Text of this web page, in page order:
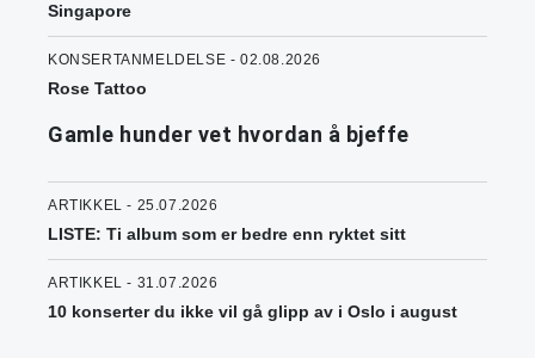
Singapore
KONSERTANMELDELSE - 02.08.2026
Rose Tattoo
Gamle hunder vet hvordan å bjeffe
ARTIKKEL - 25.07.2026
LISTE: Ti album som er bedre enn ryktet sitt
ARTIKKEL - 31.07.2026
10 konserter du ikke vil gå glipp av i Oslo i august